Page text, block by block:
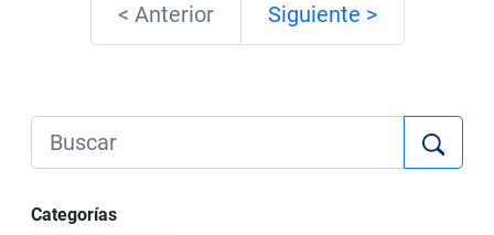
< Anterior Siguiente >
Categorías